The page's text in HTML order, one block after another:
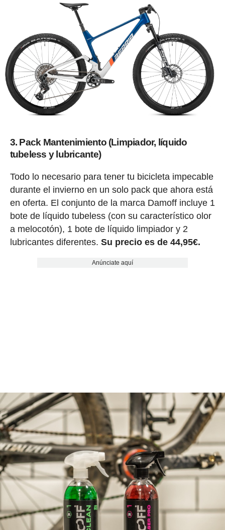
3. Pack Mantenimiento (Limpiador, líquido
tubeless y lubricante)
Todo lo necesario para tener tu bicicleta impecable
durante el invierno en un solo pack que ahora está
en oferta. El conjunto de la marca Damoff incluye 1
bote de líquido tubeless (con su característico olor
a melocotón), 1 bote de líquido limpiador y 2
lubricantes diferentes. Su precio es de 44,95€.
Anúnciate aquí